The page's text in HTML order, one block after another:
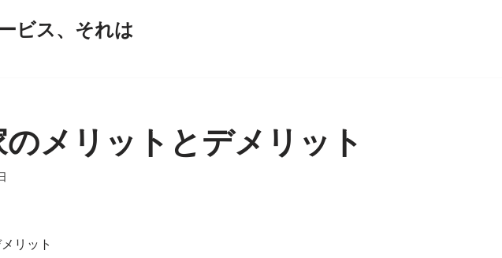
ビス、それは
メリットとデメリット
リット